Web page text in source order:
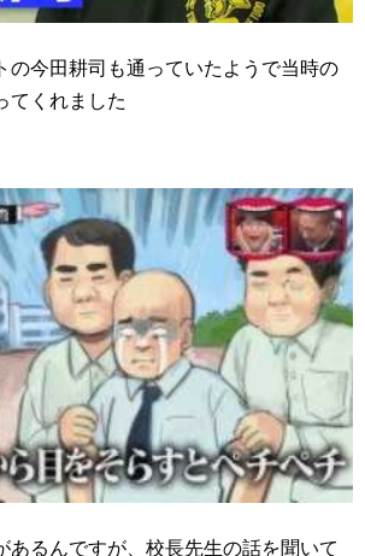
の今田耕司も通っていたようで当時の
てくれました
あるんですが、校長先生の話を聞いて